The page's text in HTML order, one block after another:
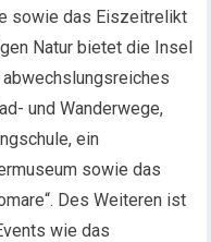
sowie das Eiszeitrelikt
Natur bietet die Insel
abwechslungsreiches
und Wanderwege,
ein
sowie das
Des Weiteren ist
wie das